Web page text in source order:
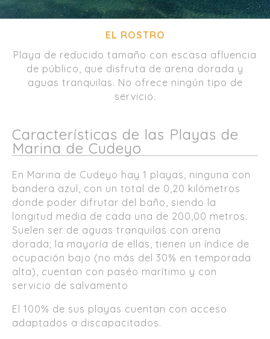
EL ROSTRO
Playa de reducido tamaño con escasa afluencia
de público, que disfruta de arena dorada y
aguas tranquilas. No ofrece ningún tipo de
servicio.
Características de las Playas de
Marina de Cudeyo
En Marina de Cudeyo hay 1 playas, ninguna con
bandera azul, con un total de 0,20 kilómetros
donde poder difrutar del baño, siendo la
longitud media de cada una de 200,00 metros.
Suelen ser de aguas tranquilas con arena
dorada; la mayoría de ellas, tienen un índice de
ocupación bajo (no más del 30% en temporada
alta), cuentan con paséo marítimo y con
servicio de salvamento
El 100% de sus playas cuentan con acceso
adaptados a discapacitados.